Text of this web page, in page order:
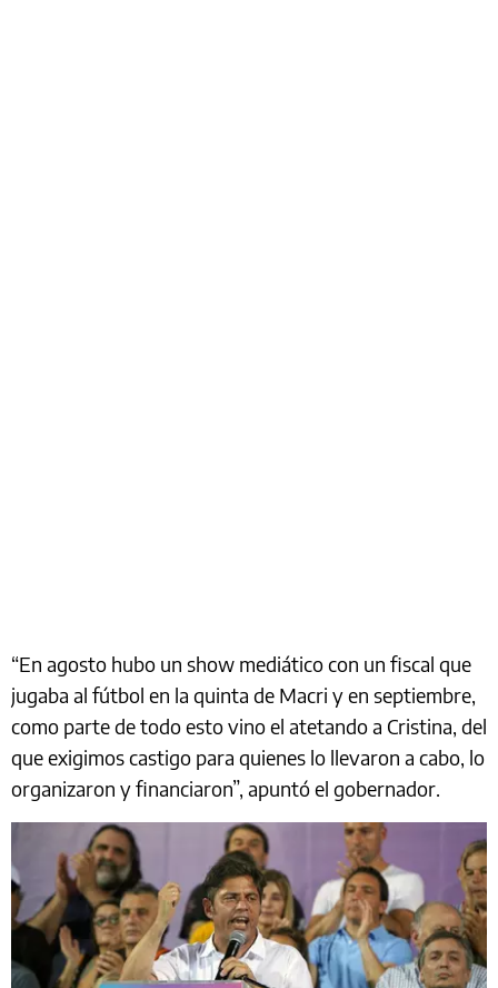
“En agosto hubo un show mediático con un fiscal que
jugaba al fútbol en la quinta de Macri y en septiembre,
como parte de todo esto vino el atetando a Cristina, del
que exigimos castigo para quienes lo llevaron a cabo, lo
organizaron y financiaron”, apuntó el gobernador.